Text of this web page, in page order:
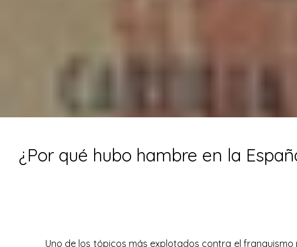
¿Por qué hubo hambre en la
Uno de los tópicos más explotados contra el